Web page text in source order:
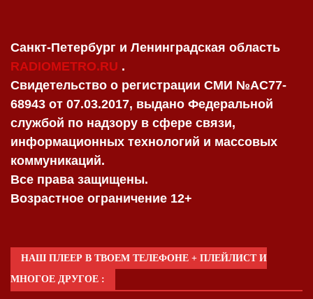
Санкт-Петербург и Ленинградская область
RADIOMETRO.RU .
Свидетельство о регистрации СМИ №AC77-
68943 от 07.03.2017, выдано Федеральной
службой по надзору в сфере связи,
информационных технологий и массовых
коммуникаций.
Все права защищены.
Возрастное ограничение 12+
НАШ ПЛЕЕР В ТВОЕМ ТЕЛЕФОНЕ + ПЛЕЙЛИСТ И
МНОГОЕ ДРУГОЕ :